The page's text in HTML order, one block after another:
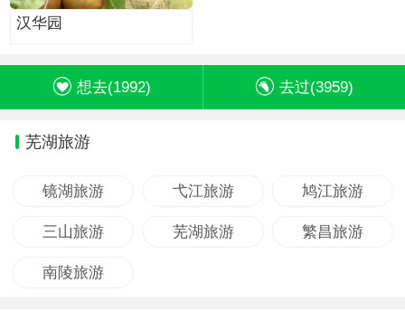
汉华园
想去(1992) 去过(3959)
芜湖旅游
镜湖旅游 弋江旅游 鸠江旅游
三山旅游 芜湖旅游 繁昌旅游
南陵旅游